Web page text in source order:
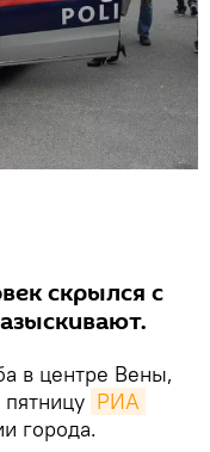
скрылся с
в центре Вены,
РИА
города.